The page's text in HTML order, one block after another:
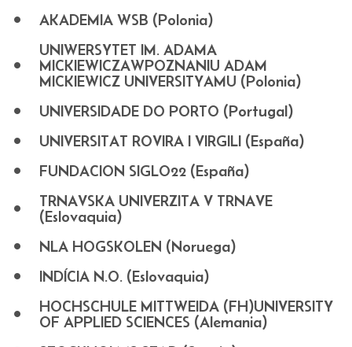
AKADEMIA WSB (Polonia)
UNIWERSYTET IM. ADAMA
MICKIEWICZAWPOZNANIU ADAM
MICKIEWICZ UNIVERSITYAMU (Polonia)
UNIVERSIDADE DO PORTO (Portugal)
UNIVERSITAT ROVIRA I VIRGILI (España)
FUNDACION SIGLO22 (España)
TRNAVSKA UNIVERZITA V TRNAVE
(Eslovaquia)
NLA HOGSKOLEN (Noruega)
INDÍCIA N.O. (Eslovaquia)
HOCHSCHULE MITTWEIDA (FH)UNIVERSITY
OF APPLIED SCIENCES (Alemania)